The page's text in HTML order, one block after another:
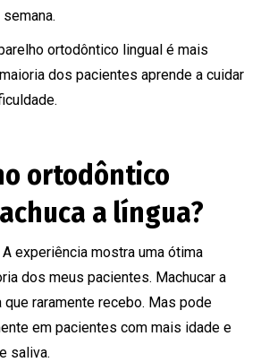
ortodôntico lingual é mais
dos pacientes aprende a cuidar
ortodôntico
a língua?
experiência mostra uma ótima
dos meus pacientes. Machucar a
que raramente recebo. Mas pode
em pacientes com mais idade e
saliva.